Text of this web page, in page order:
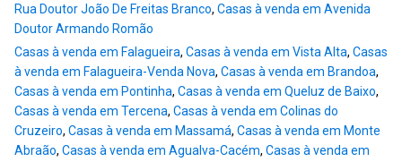
Rua Doutor João De Freitas Branco, Casas à venda em Avenida
Doutor Armando Romão
Casas à venda em Falagueira, Casas à venda em Vista Alta, Casas
à venda em Falagueira-Venda Nova, Casas à venda em Brandoa,
Casas à venda em Pontinha, Casas à venda em Queluz de Baixo,
Casas à venda em Tercena, Casas à venda em Colinas do
Cruzeiro, Casas à venda em Massamá, Casas à venda em Monte
Abraão, Casas à venda em Agualva-Cacém, Casas à venda em